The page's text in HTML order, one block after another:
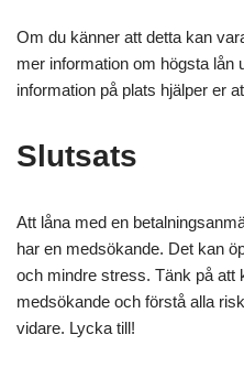
Om du känner att detta kan
mer information om högsta lån
information på plats hjälper er
Slutsats
Att låna med en
har en medsökande. Det kan
och mindre stress. Tänk på att
medsökande och förstå alla
vidare. Lycka till!